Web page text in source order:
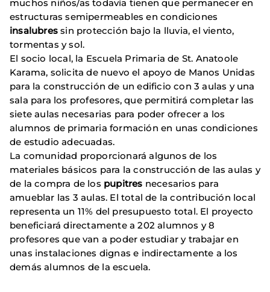
muchos niños/as todavía tienen que permanecer en
estructuras semipermeables en condiciones
insalubres sin protección bajo la lluvia, el viento,
tormentas y sol.
El socio local, la Escuela Primaria de St. Anatoole
Karama, solicita de nuevo el apoyo de Manos Unidas
para la construcción de un edificio con 3 aulas y una
sala para los profesores, que permitirá completar las
siete aulas necesarias para poder ofrecer a los
alumnos de primaria formación en unas condiciones
de estudio adecuadas.
La comunidad proporcionará algunos de los
materiales básicos para la construcción de las aulas y
de la compra de los pupitres necesarios para
amueblar las 3 aulas. El total de la contribución local
representa un 11% del presupuesto total. El proyecto
beneficiará directamente a 202 alumnos y 8
profesores que van a poder estudiar y trabajar en
unas instalaciones dignas e indirectamente a los
demás alumnos de la escuela.